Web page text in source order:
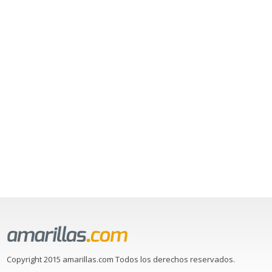
Copyright 2015 amarillas.com Todos los derechos reservados.